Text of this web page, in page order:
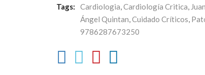
Tags:
Cardiologia,Cardiología Critica,
Ángel Quintan,Cuidado Críticos,
9786287673250